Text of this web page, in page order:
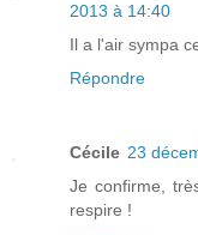
2013 à 14:40
Il a l'air sympa
Répondre
Cécile 23
Je confirme,
respire !